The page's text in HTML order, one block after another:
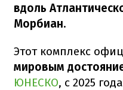
вдоль
Морбиан.
Этот комплекс
мировым
ЮНЕСКО, с 2025